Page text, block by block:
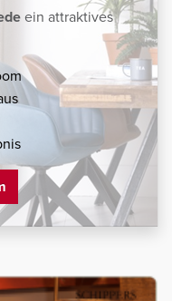
ein attraktives